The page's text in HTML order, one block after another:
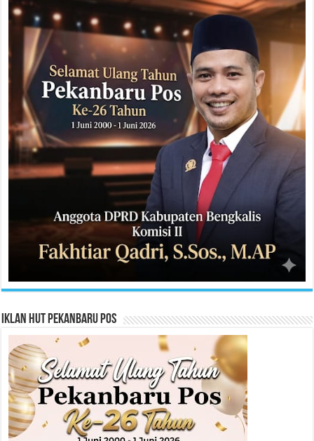
Iklan HUT Pekanbaru Pos